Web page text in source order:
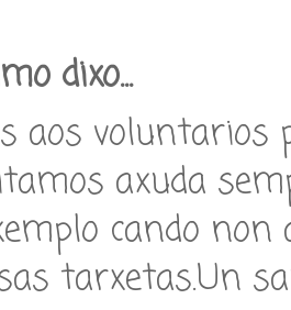
dixo...
aos voluntarios
axuda
cando
tarxetas.Un